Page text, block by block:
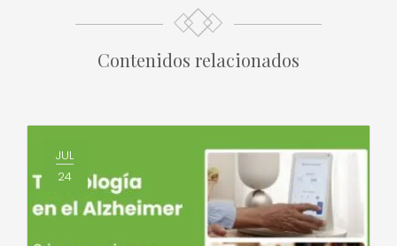
Contenidos relacionados
JUL
24